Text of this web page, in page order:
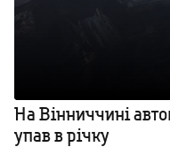
На Вінниччині
упав в річку